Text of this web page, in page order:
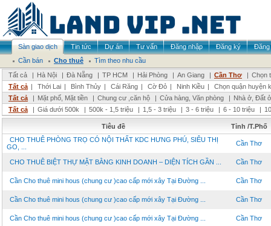
Sàn giao dịch Tin tức Dự án Tư vấn Đăng nhập Đăng ký
Đăng
Cần bán
Cho thuê
Tìm theo nhu cầu
Tất cả
| Hà Nội | Đà Nẵng | TP HCM | Hải Phòng | An Giang | Cần Thơ | Chọn
Tất cả | Thới Lai | Bình Thủy | Cái Răng | Cờ Đỏ | Ninh Kiều |
Chọn quận huyện
Tất cả
| Mặt phố, Mặt tiền | Chung cư ,căn hộ | Cửa hàng, Văn phòng | Nhà ở, Đất ở
Tất cả
| Giá dưới 500k | 500k - 1,5 triệu | 1,5 - 3 triệu | 3 - 6 triệu | 6 - 10 triệu |
Tiêu đề
Tỉnh /T.Phố
CHO THUÊ PHÒNG TRỌ CÓ NỘI THẤT KDC HƯNG PHÚ, SIÊU THỊ
GO, ...
Cần Thơ
CHO THUÊ BIỆT THỰ MẶT BẰNG KINH DOANH – DIỆN TÍCH GẦN ... Cần Thơ
Cần Cho thuê mini hous (chung cư )cao cấp mới xây Tại Đường ... Cần Thơ
Cần Cho thuê mini hous (chung cư )cao cấp mới xây Tại Đường ... Cần Thơ
Cần Cho thuê mini hous (chung cư )cao cấp mới xây Tại Đường ... Cần Thơ